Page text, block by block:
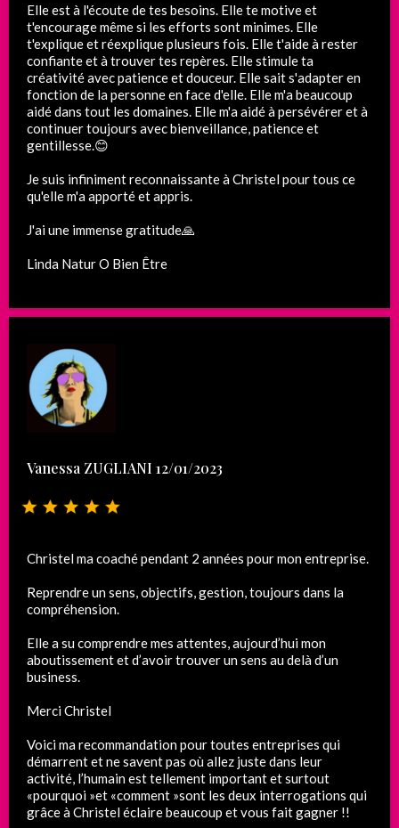
Elle est à l'écoute de tes besoins. Elle te motive et
t'encourage même si les efforts sont minimes. Elle
t'explique et réexplique plusieurs fois. Elle t'aide à rester
confiante et à trouver tes repères. Elle stimule ta
créativité avec patience et douceur. Elle sait s'adapter en
fonction de la personne en face d'elle. Elle m'a beaucoup
aidé dans tout les domaines. Elle m'a aidé à persévérer et à
continuer toujours avec bienveillance, patience et
gentillesse.😊
Je suis infiniment reconnaissante à Christel pour tous ce
qu'elle m'a apporté et appris.
J'ai une immense gratitude🙏
Linda Natur O Bien Être
Vanessa ZUGLIANI 12/01/2023
Christel ma coaché pendant 2 années pour mon entreprise.
Reprendre un sens, objectifs, gestion, toujours dans la
compréhension.
Elle a su comprendre mes attentes, aujourd’hui mon
aboutissement et d’avoir trouver un sens au delà d’un
business.
Merci Christel
Voici ma recommandation pour toutes entreprises qui
démarrent et ne savent pas où allez juste dans leur
activité, l’humain est tellement important et surtout
«pourquoi »et «comment »sont les deux interrogations qui
grâce à Christel éclaire beaucoup et vous fait gagner !!